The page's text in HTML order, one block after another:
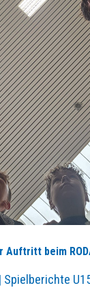
Auftritt beim
| Spielberichte